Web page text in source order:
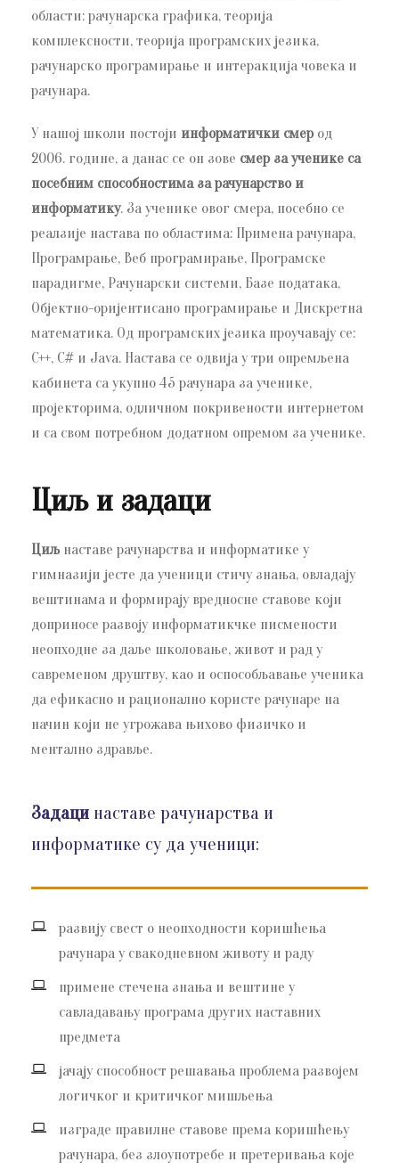
области: рачунарска графика, теорија
комплексности, теорија програмских језика,
рачунарско програмирање и интеракција човека и
рачунара.
У нашој школи постоји информатички смерод
2006. године, а данас се он зове смер за ученике са
посебним способностима за рачунарство и
информатику. За ученике овог смера, посебно се
реалзије настава по областима: Примена рачунара,
Програмрање, Веб програмирање, Програмске
парадигме, Рачунарски системи, Базе података,
Објектно-оријентисано програмирање и Дискретна
математика. Од програмских језика проучавају се:
C++, C# и Java. Настава се одвија у три опремљена
кабинета са укупно 45 рачунара за ученике,
пројекторима, одличном покривености интернетом
и са свом потребном додатном опремом за ученике.
Циљ и задаци
Циљ наставе рачунарства и информатике у
гимназији јесте да ученици стичу знања, овладају
вештинама и формирају вредносне ставове који
доприносе развоју информатикчке писмености
неопходне за даље школовање, живот и рад у
савременом друштву, као и оспособљавање ученика
да ефикасно и рационално користе рачунаре на
начин који не угрожава њихово физичко и
ментално здравље.
Задацинаставе рачунарства и
информатике су да ученици:
развију свест о неопходности коришћења
рачунара у свакодневном животу и раду
примене стечена знања и вештине у
савладавању програма других наставних
предмета
јачају способност решавања проблема развојем
логичког и критичког мишљења
изграде правилне ставове према коришћењу
рачунара, без злоупотребе и претеривања које